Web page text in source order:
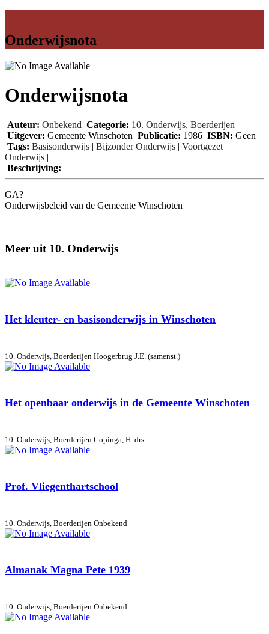
Onderwijsnota
Onderwijsnota
Auteur: Onbekend Categorie: 10. Onderwijs, Boerderijen
Uitgever: Gemeente Winschoten Publicatie: 1986 ISBN: Geen
Tags: Basisonderwijs | Bijzonder Onderwijs | Voortgezet
Onderwijs |
Beschrijving:
GA?
Onderwijsbeleid van de Gemeente Winschoten
Meer uit 10. Onderwijs
Het kleuter- en basisonderwijs in Winschoten
10. Onderwijs, Boerderijen Hoogerbrug J.E. (samenst.)
Het openbaar onderwijs in de Gemeente Winschoten
10. Onderwijs, Boerderijen Copinga, H. drs
Prof. Vliegenthartschool
10. Onderwijs, Boerderijen Onbekend
Almanak Magna Pete 1939
10. Onderwijs, Boerderijen Onbekend